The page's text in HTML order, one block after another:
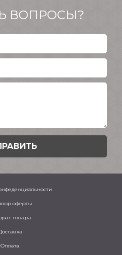
ВОПРОСЫ?
оферты
товара
Оплата